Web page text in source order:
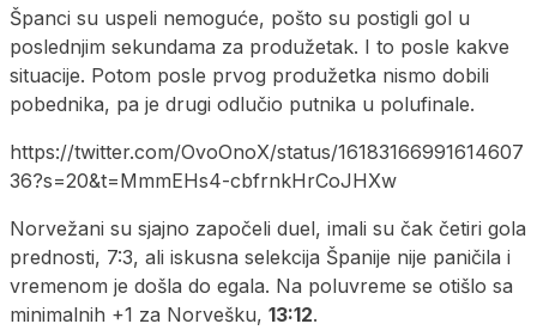
Španci su uspeli nemoguće, pošto su postigli gol u
poslednjim sekundama za produžetak. I to posle kakve
situacije. Potom posle prvog produžetka nismo dobili
pobednika, pa je drugi odlučio putnika u polufinale.
https://twitter.com/OvoOnoX/status/16183166991614607
36?s=20&t=MmmEHs4-cbfrnkHrCoJHXw
Norvežani su sjajno započeli duel, imali su čak četiri gola
prednosti, 7:3, ali iskusna selekcija Španije nije paničila i
vremenom je došla do egala. Na poluvreme se otišlo sa
minimalnih +1 za Norvešku, 13:12.